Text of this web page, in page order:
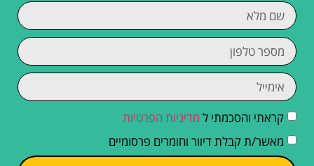
קראתי והסכמתי ל מדיניות הפרטיות
מאשר/ת קבלת דיוור וחומרים פרסומיים